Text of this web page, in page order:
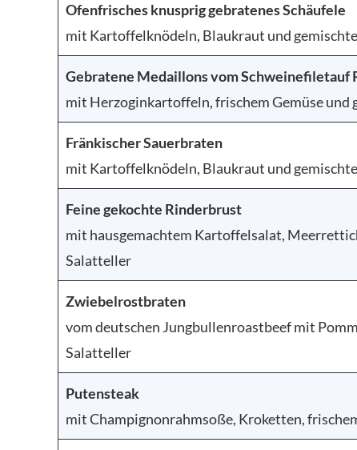
Ofenfrisches knusprig gebratenes Schäufele
mit Kartoffelknödeln, Blaukraut und
Gebratene Medaillons vom Schweinefiletauf
mit Herzoginkartoffeln, frischem Gemüse und
Fränkischer Sauerbraten
mit Kartoffelknödeln, Blaukraut und
Feine gekochte Rinderbrust
mit hausgemachtem Kartoffelsalat,
Salatteller
Zwiebelrostbraten
vom deutschen Jungbullenroastbeef mit
Salatteller
Putensteak
mit Champignonrahmsoße, Kroketten,